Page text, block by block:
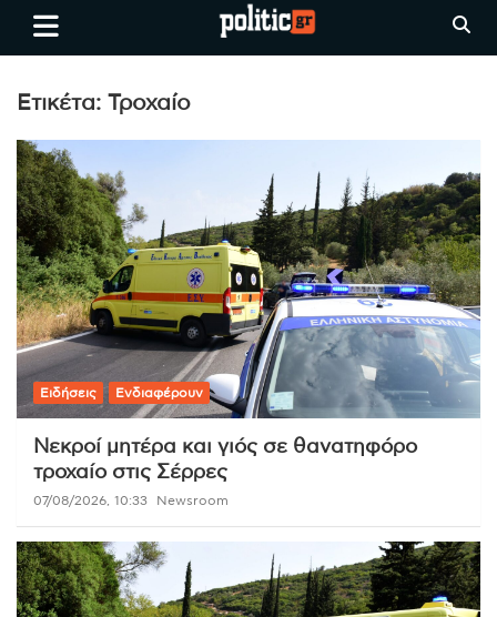
Skip
Ειδήσεις απο τη
Θεσσαλονίκη, την Ελλάδα και
όλο τον Κόσμο
politic.gr
Ετικέτα: Τροχαίο
Ειδήσεις Ενδιαφέρουν
Νεκροί μητέρα και γιός σε θανατηφόρο
τροχαίο στις Σέρρες
07/08/2026, 10:33 Newsroom